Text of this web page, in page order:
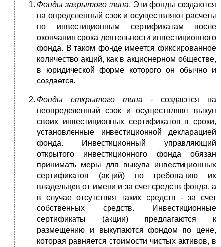
Фонды закрытого типа. Эти фонды создаются
на определенный срок и осуществляют расчеты
по инвестиционным сертификатам после
окончания срока деятельности инвестиционного
фонда. В таком фонде имеется фиксированное
количество акций, как в акционерном обществе,
в юридической форме которого он обычно и
создается.
Фонды открытого типа - создаются на
неопределенный срок и осуществляют выкуп
своих инвестиционных сертификатов в сроки,
установленные инвестиционной декларацией
фонда. Инвестиционный управляющий
открытого инвестиционного фонда обязан
принимать меры для выкупа инвестиционных
сертификатов (акций) по требованию их
владельцев от имени и за счет средств фонда, а
в случае отсутствия таких средств - за счет
собственных средств. Инвестиционные
сертификаты (акции) предлагаются к
размещению и выкупаются фондом по цене,
которая равняется стоимости чистых активов, в